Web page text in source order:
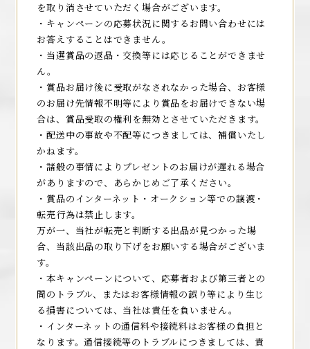
を取り消させていただく場合がございます。
・キャンペーンの応募状況に関するお問い合わせには
お答えすることはできません。
・当選賞品の返品・交換等には応じることができませ
ん。
・賞品お届け後に受取がなされなかった場合、お客様
のお届け先情報不明等により賞品をお届けできない場
合は、賞品受取の権利を無効とさせていただきます。
・配送中の事故や不配等につきましては、補償いたし
かねます。
・諸般の事情によりプレゼントのお届けが遅れる場合
がありますので、あらかじめご了承ください。
・賞品のインターネット・オークション等での譲渡・
転売行為は禁止します。
万が一、当社が転売と判断する出品が見つかった場
合、当該出品の取り下げをお願いする場合がございま
す。
・本キャンペーンについて、応募者および第三者との
間のトラブル、またはお客様情報の誤り等により生じ
る損害については、当社は責任を負いません。
・インターネットの通信料や接続料はお客様の負担と
なります。通信接続等のトラブルにつきましては、責
OFFICIAL X